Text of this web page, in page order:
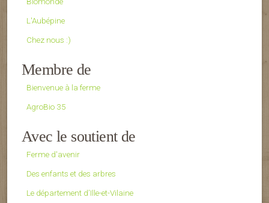
L'Aubépine
Chez nous :)
Membre de
Bienvenue à la ferme
AgroBio 35
Avec le soutient de
Ferme d'avenir
Des enfants et des arbres
Le département d’Ille-et-Vilaine